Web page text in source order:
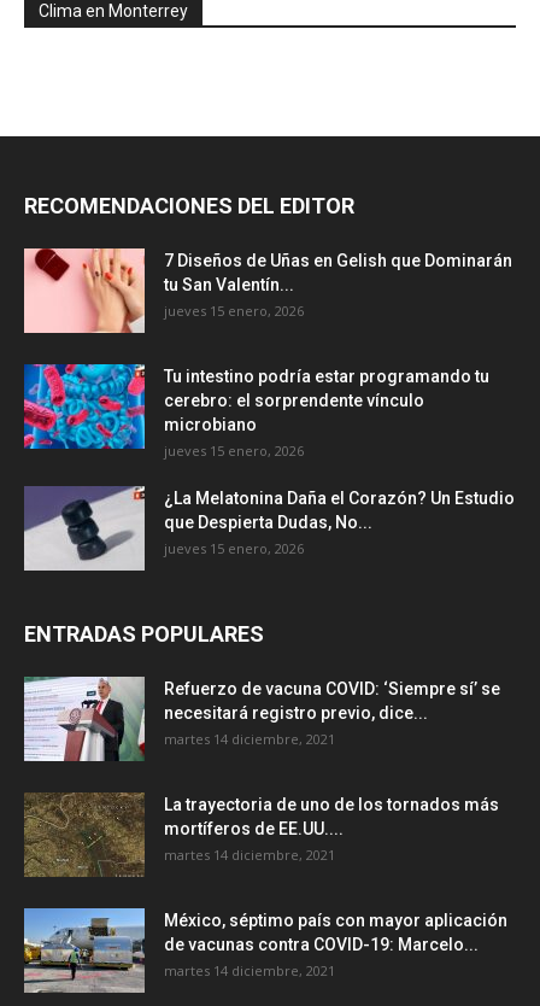
Clima en Monterrey
RECOMENDACIONES DEL EDITOR
7 Diseños de Uñas en Gelish que Dominarán
tu San Valentín...
jueves 15 enero, 2026
Tu intestino podría estar programando tu
cerebro: el sorprendente vínculo
microbiano
jueves 15 enero, 2026
¿La Melatonina Daña el Corazón? Un Estudio
que Despierta Dudas, No...
jueves 15 enero, 2026
ENTRADAS POPULARES
Refuerzo de vacuna COVID: ‘Siempre sí’ se
necesitará registro previo, dice...
martes 14 diciembre, 2021
La trayectoria de uno de los tornados más
mortíferos de EE.UU....
martes 14 diciembre, 2021
México, séptimo país con mayor aplicación
de vacunas contra COVID-19: Marcelo...
martes 14 diciembre, 2021